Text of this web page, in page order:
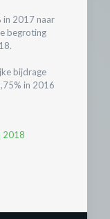
in 2017 naar
begroting
bijdrage
in 2016
2018